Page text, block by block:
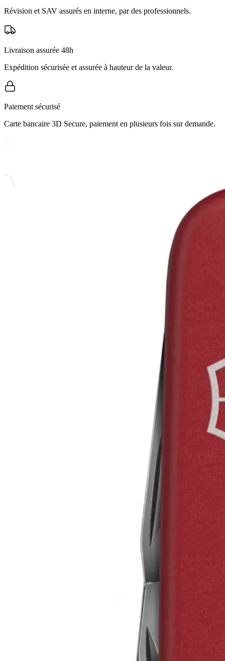
Révision et SAV assurés en interne, par des professionnels.
Livraison assurée 48h
Expédition sécurisée et assurée à hauteur de la valeur.
Paiement sécurisé
Carte bancaire 3D Secure, paiement en plusieurs fois sur demande.